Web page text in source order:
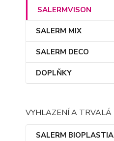
SALERMVISON
SALERM MIX
SALERM DECO
DOPLŇKY
VYHLAZENÍ A TRVALÁ
SALERM BIOPLASTIA